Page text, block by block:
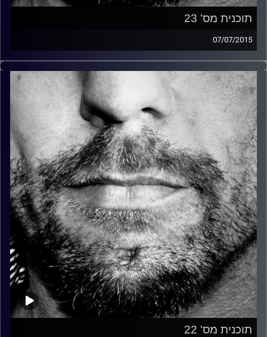
תוכנית מס' 23
07/07/2015
זיפים, מוזיקה מחוספסת של הופעות חיות. הרבה ג'אם, רוק,
בלוז, bluegrass, ג'אז, Fאנק, פרוגרסיב ואפילו אלקטרוניקה.
כל מה שחי, אמיתי ונושם.
עם שמוליק רגב.
קרדיט תמונות: David Goehring
תוכנית מס' 22